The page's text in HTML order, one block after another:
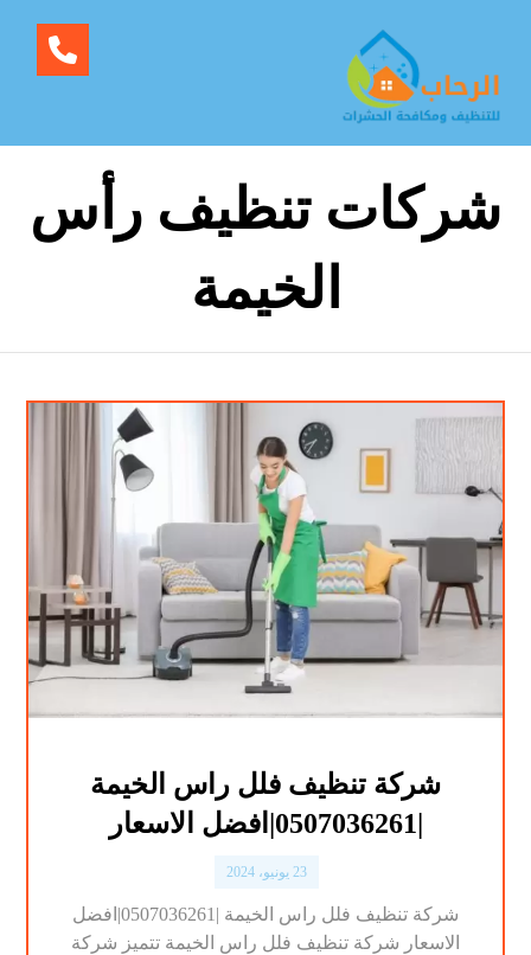
شركات تنظيف رأس
الخيمة
شركة تنظيف فلل راس الخيمة
23 يونيو، 2024
شركة تنظيف فلل راس الخيمة |0507036261|افضل
الاسعار شركة تنظيف فلل راس الخيمة تتميز شركة